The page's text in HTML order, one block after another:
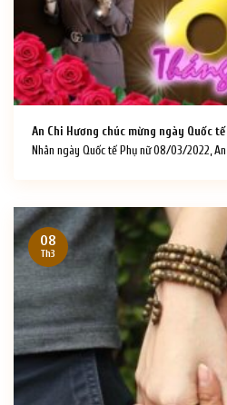
An Chi Hương chúc mừng ngày Quốc
Nhân ngày Quốc tế Phụ nữ 08/03/2022,
08
Th3